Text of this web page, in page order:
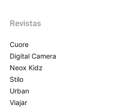
Revistas
Cuore
Digital Camera
Neox Kidz
Stilo
Urban
Viajar